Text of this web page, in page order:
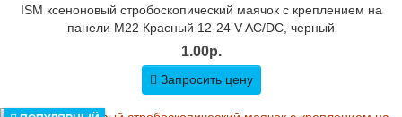
ISM ксеноновый стробоскопический маячок с креплением на
панели M22 Красный 12-24 V AC/DC, черный
1.00р.
Запросить цену